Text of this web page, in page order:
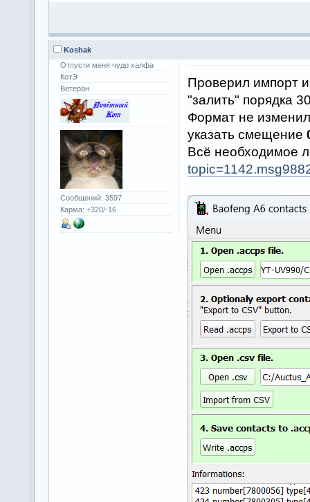
Koshak
Отпусти меня чудо халфа
КотЭ
Ветеран
Сообщений: 3597
Карма: +320/-16
Проверил импорт и
"залить" порядка
Формат не
указать смещение
Всё необходимое